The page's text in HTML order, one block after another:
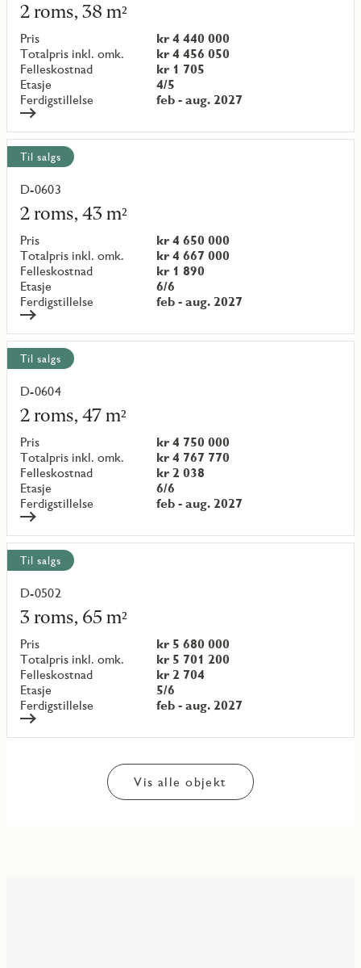
2 roms, 38 m²
Pris
kr 4 440 000
Totalpris inkl. omk.
kr 4 456 050
Felleskostnad
kr 1 705
Etasje
4/5
Ferdigstillelse
feb - aug. 2027
mer
om
objekt
{objectNumber}
Til salgs
D-0603
2 roms, 43 m²
Pris
kr 4 650 000
Totalpris inkl. omk.
kr 4 667 000
Felleskostnad
kr 1 890
Etasje
6/6
Ferdigstillelse
feb - aug. 2027
Les
mer
om
objekt
{objectNumber}
Til salgs
D-0604
2 roms, 47 m²
Pris
kr 4 750 000
Totalpris inkl. omk.
kr 4 767 770
Felleskostnad
kr 2 038
Etasje
6/6
Ferdigstillelse
feb - aug. 2027
Les
mer
om
objekt
{objectNumber}
Til salgs
D-0502
3 roms, 65 m²
Pris
kr 5 680 000
Totalpris inkl. omk.
kr 5 701 200
Felleskostnad
kr 2 704
Etasje
5/6
Ferdigstillelse
feb - aug. 2027
Les
mer
om
objekt
{objectNumber}
Vis alle objekt